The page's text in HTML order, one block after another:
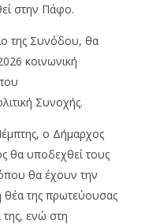
στην Πάφο.
της Συνόδου, θα
κοινωνική
Συνοχής.
ο Δήμαρχος
θα υποδεχθεί τους
θα έχουν την
θέα της πρωτεύουσας
ενώ στη